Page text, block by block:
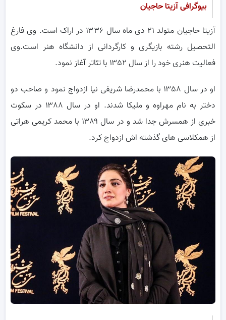
بیوگرافی آزیتا حاجیان
آزیتا حاجیان متولد ۲۱ دی ماه سال ۱۳۳۶ در اراک است. وی فارغ
التحصیل رشته بازیگری و کارگردانی از دانشگاه هنر است.وی
فعالیت هنری خود را از سال ۱۳۵۲ با تئاتر آغاز نمود.
او در سال ۱۳۵۸ با محمدرضا شریفی نیا ازدواج نمود و صاحب دو
دختر به نام مهراوه و ملیکا شدند. او در سال ۱۳۸۸ در سکوت
خبری از همسرش جدا شد و در سال ۱۳۸۹ با محمد کریمی هراتی
از همکلاسی های گذشته اش ازدواج کرد.